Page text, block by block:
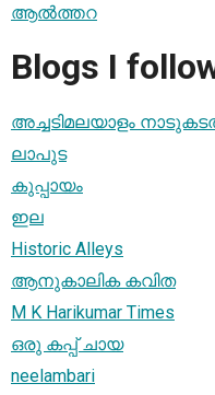
ആല്‍ത്തറ
Blogs I
അച്ചടിമലയാളം
ലാപുട
കുപ്പായം
ഇല
Historic Alleys
ആനുകാലിക കവിത
M K Harikumar Times
ഒരു കപ്പ്‌ ചായ
neelambari